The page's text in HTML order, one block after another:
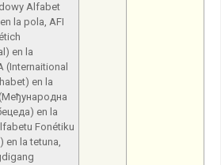
Alfabet
la pola, AFI
en la
(Internaitional
en la
en la
Fonétiku
en la tetuna,